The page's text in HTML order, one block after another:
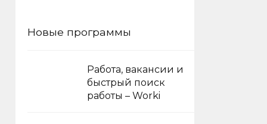
Новые программы
Работа, вакансии и
быстрый поиск
работы – Worki